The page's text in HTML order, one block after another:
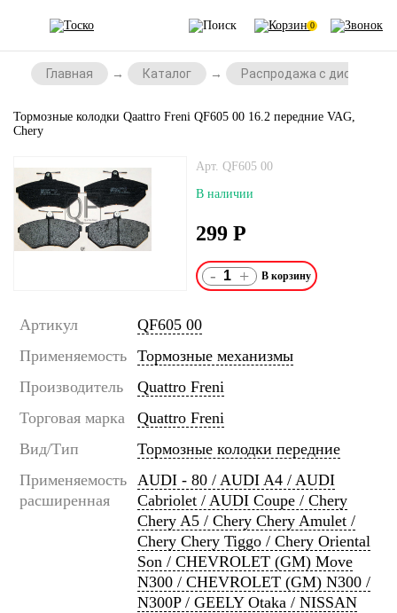
0
Главная Каталог Распродажа с дисконтом
Тормозные колодки Qaattro Freni QF605 00 16.2 передние VAG,
Chery
Арт. QF605 00
В наличии
299 Р
- +
Артикул
QF605 00
Применяемость Тормозные механизмы
Производитель
Quattro Freni
Торговая марка
Quattro Freni
Вид/Тип
Тормозные колодки передние
Применяемость
расширенная
AUDI - 80 / AUDI A4 / AUDI
Cabriolet / AUDI Coupe / Chery
Chery A5 / Chery Chery Amulet /
Chery Chery Tiggo / Chery Oriental
Son / CHEVROLET (GM) Move
N300 / CHEVROLET (GM) N300 /
N300P / GEELY Otaka / NISSAN